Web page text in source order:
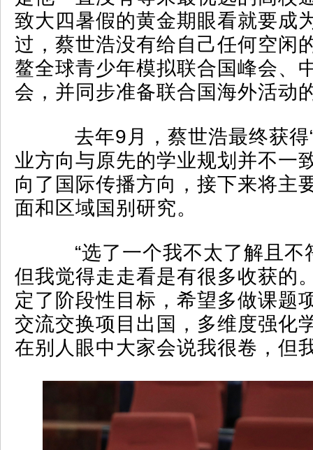
致大四暑假的黄金期眼看就要成
过，蔡世浩没有给自己任何空闲
鳌全球青少年模拟联合国峰会、
会，并同步准备联合国海外活动
去年9月，蔡世浩最终获得“
业方向与原先的学业规划并不一
向了国际传播方向，接下来将主
面和区域国别研究。
“选了一个我不太了解且不
但我觉得走走看是有很多收获的
定了阶段性目标，希望多做课题
交流交换项目出国，多维度强化
在别人眼中大家会说我很卷，但